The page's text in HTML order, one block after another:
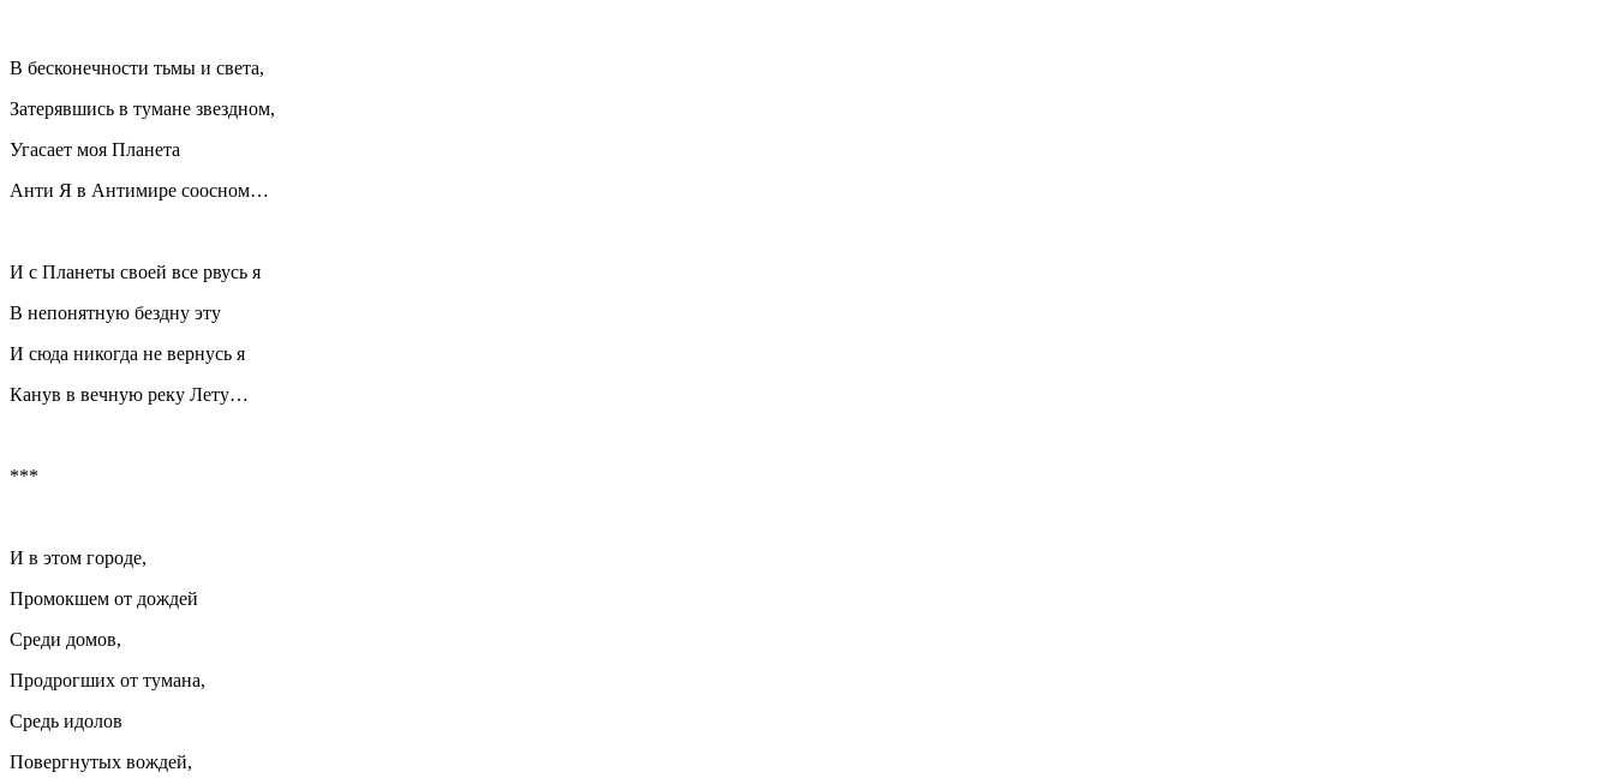
В бесконечности тьмы и света,
Затерявшись в тумане звездном,
Угасает моя Планета
Анти Я в Антимире соосном…
И с Планеты своей все рвусь я
В непонятную бездну эту
И сюда никогда не вернусь я
Канув в вечную реку Лету…
***
И в этом городе,
Промокшем от дождей
Среди домов,
Продрогших от тумана,
Средь идолов
Повергнутых вождей,